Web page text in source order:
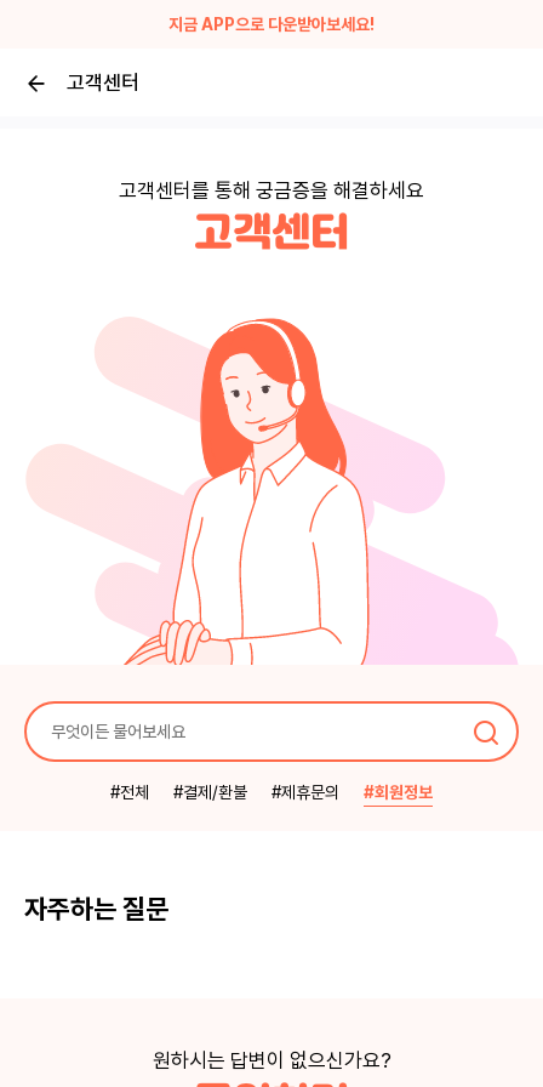
지금 APP으로 다운받아보세요!
고객센터
고객센터를 통해 궁금증을 해결하세요
고객센터
#전체 #결제/환불 #제휴문의 #회원정보
자주하는 질문
원하시는 답변이 없으신가요?